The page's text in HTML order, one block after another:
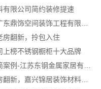
有限公司简约装修提速
房翻新，拎包入住
上榜不锈钢橱柜十大品牌
秀洲区室内设计哪家好旧房翻新，嘉兴锦居装饰材料有限公司